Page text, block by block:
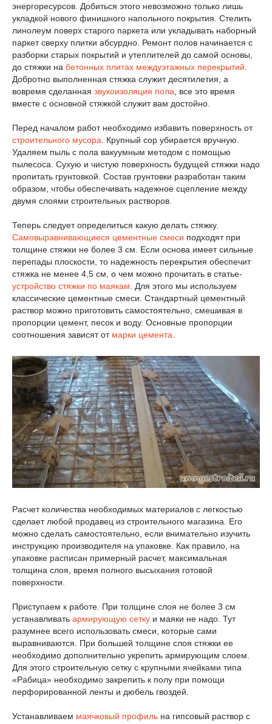
энергоресурсов. Добиться этого невозможно только лишь
укладкой нового финишного напольного покрытия. Стелить
линолеум поверх старого паркета или укладывать наборный
паркет сверху плитки абсурдно. Ремонт полов начинается с
разборки старых покрытий и утеплителей до самой основы,
до стяжки на бетонных плитах междуэтажных перекрытий
Добротно выполненная стяжка служит десятилетия, а
вовремя сделанная звукоизоляция пола , все это время
вместе с основной стяжкой служит вам достойно.
Перед началом работ необходимо избавить поверхность от
строительного мусора . Крупный сор убирается вручную.
Удаляем пыль с пола вакуумным методом с помощью
пылесоса. Сухую и чистую поверхность будущей стяжки надо
пропитать грунтовкой. Состав грунтовки разработан таким
образом, чтобы обеспечивать надежное сцепление между
двумя слоями строительных растворов.
Теперь следует определиться какую делать стяжку.
Самовыравнивающиеся цементные смеси подходят при
толщине стяжки не более 3 см. Если основа имеет сильные
перепады плоскости, то надежность перекрытия обеспечит
стяжка не менее 4,5 см, о чем можно прочитать в статье-
устройство стяжки по маякам . Для этого мы используем
классические цементные смеси. Стандартный цементный
раствор можно приготовить самостоятельно, смешивая в
пропорции цемент, песок и воду. Основные пропорции
соотношения зависят от марки цемента
Расчет количества необходимых материалов с легкостью
сделает любой продавец из строительного магазина. Его
можно сделать самостоятельно, если внимательно изучить
инструкцию производителя на упаковке. Как правило, на
упаковке расписан примерный расчет, максимальная
толщина слоя, время полного высыхания готовой
поверхности.
Приступаем к работе. При толщине слоя не более 3 см
устанавливать армирующую сетку и маяки не надо. Тут
разумнее всего использовать смеси, которые сами
выравниваются. При большей толщине слоя стяжки ее
необходимо дополнительно укрепить армирующим слоем.
Для этого строительную сетку с крупными ячейками типа
«Рабица» необходимо закрепить к полу при помощи
перфорированной ленты и дюбель гвоздей.
Устанавливаем маячковый профиль на гипсовый раствор с